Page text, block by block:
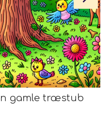
gamle træstub